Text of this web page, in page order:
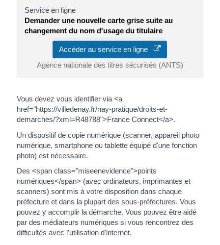
Service en ligne
Demander une nouvelle carte grise suite au
changement du nom d'usage du titulaire
Accéder au service en ligne
Agence nationale des titres sécurisés (ANTS)
Vous devez vous identifier via <a
href="https://villedenay.fr/nay-pratique/droits-et-
demarches/?xml=R48788">France Connect</a>.
Un dispositif de copie numérique (scanner, appareil photo
numérique, smartphone ou tablette équipé d'une fonction
photo) est nécessaire.
Des <span class="miseenevidence">points
numériques</span> (avec ordinateurs, imprimantes et
scanners) sont mis à votre disposition dans chaque
préfecture et dans la plupart des sous-préfectures. Vous
pouvez y accomplir la démarche. Vous pouvez être aidé
par des médiateurs numériques si vous rencontrez des
difficultés avec l'utilisation d'internet.